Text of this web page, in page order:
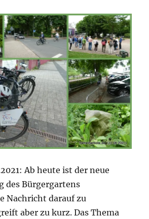
Ab heute ist der neue
des Bürgergartens
Nachricht darauf zu
aber zu kurz. Das Thema